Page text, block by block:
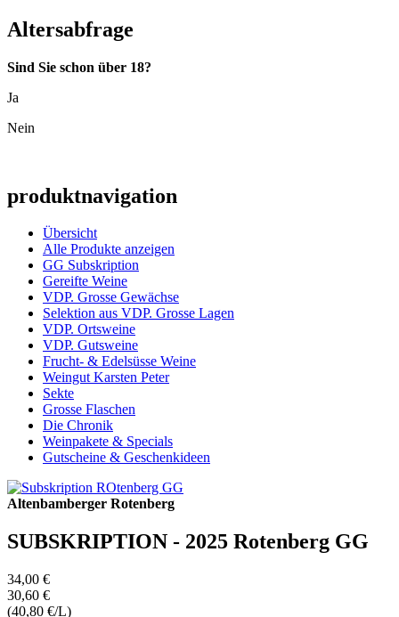
Altersabfrage
Sind Sie schon über 18?
Ja
Nein
produktnavigation
Übersicht
Alle Produkte anzeigen
GG Subskription
Gereifte Weine
VDP. Grosse Gewächse
Selektion aus VDP. Grosse Lagen
VDP. Ortsweine
VDP. Gutsweine
Frucht- & Edelsüsse Weine
Weingut Karsten Peter
Sekte
Grosse Flaschen
Die Chronik
Weinpakete & Specials
Gutscheine & Geschenkideen
Altenbamberger Rotenberg
SUBSKRIPTION - 2025 Rotenberg GG
34,00 €
30,60 €
(40,80 €/L)